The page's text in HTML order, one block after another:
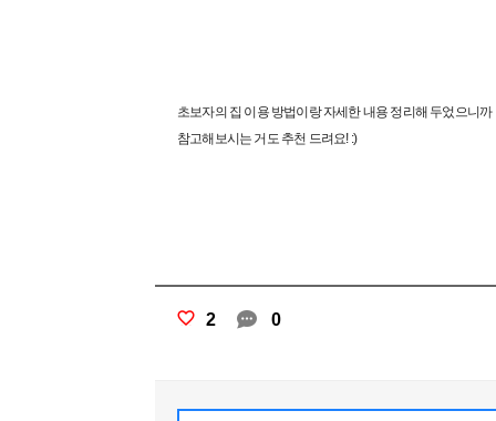
초보자의 집 이용 방법이랑 자세한 내용 정리해 두었으니까
참고해보시는 거도 추천 드려요! :)
2 0